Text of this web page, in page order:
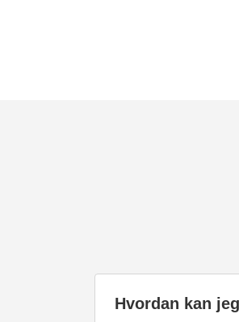
Hvordan kan